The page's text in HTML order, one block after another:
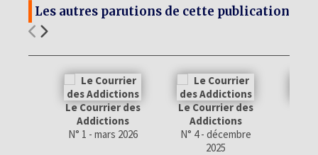
Les autres parutions de cette publication
Le Courrier des
Addictions
N° 1 - mars 2026
Le Courrier des
Addictions
N° 4 - décembre
2025